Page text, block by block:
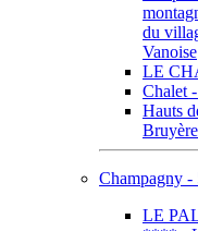
du
Vanoise
LE
Chalet
Hauts
Champagny -
LE